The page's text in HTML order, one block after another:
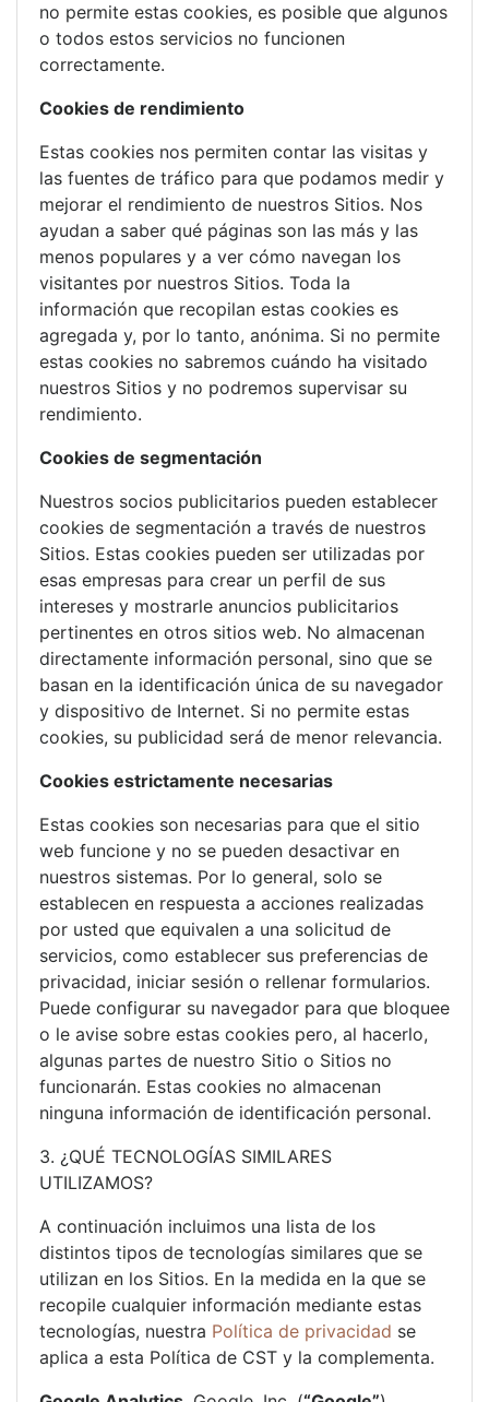
no permite estas cookies, es posible que algunos
o todos estos servicios no funcionen
correctamente.
Cookies de rendimiento
Estas cookies nos permiten contar las visitas y
las fuentes de tráfico para que podamos medir y
mejorar el rendimiento de nuestros Sitios. Nos
ayudan a saber qué páginas son las más y las
menos populares y a ver cómo navegan los
visitantes por nuestros Sitios. Toda la
información que recopilan estas cookies es
agregada y, por lo tanto, anónima. Si no permite
estas cookies no sabremos cuándo ha visitado
nuestros Sitios y no podremos supervisar su
rendimiento.
Cookies de segmentación
Nuestros socios publicitarios pueden establecer
cookies de segmentación a través de nuestros
Sitios. Estas cookies pueden ser utilizadas por
esas empresas para crear un perfil de sus
intereses y mostrarle anuncios publicitarios
pertinentes en otros sitios web. No almacenan
directamente información personal, sino que se
basan en la identificación única de su navegador
y dispositivo de Internet. Si no permite estas
cookies, su publicidad será de menor relevancia.
Cookies estrictamente necesarias
Estas cookies son necesarias para que el sitio
web funcione y no se pueden desactivar en
nuestros sistemas. Por lo general, solo se
establecen en respuesta a acciones realizadas
por usted que equivalen a una solicitud de
servicios, como establecer sus preferencias de
privacidad, iniciar sesión o rellenar formularios.
Puede configurar su navegador para que bloquee
o le avise sobre estas cookies pero, al hacerlo,
algunas partes de nuestro Sitio o Sitios no
funcionarán. Estas cookies no almacenan
ninguna información de identificación personal.
3. ¿QUÉ TECNOLOGÍAS SIMILARES
UTILIZAMOS?
A continuación incluimos una lista de los
distintos tipos de tecnologías similares que se
utilizan en los Sitios. En la medida en la que se
recopile cualquier información mediante estas
tecnologías, nuestra Política de privacidad se
aplica a esta Política de CST y la complementa.